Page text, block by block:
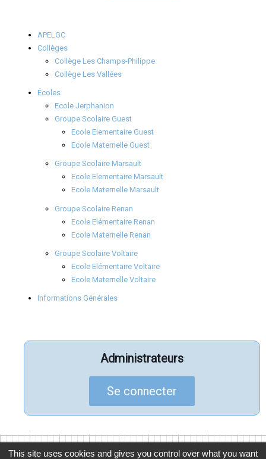
APELGC
Collèges
Collège Les Champs-Philippe
Collège Les Vallées
Écoles
Ecole Jerphanion
Groupe Scolaire Guest
Ecole Elementaire Guest
Ecole Maternelle Guest
Groupe Scolaire Marsault
Ecole Elementaire Marsault
Ecole Maternelle Marsault
Groupe Scolaire Renan
Ecole Elémentaire Renan
Ecole Maternelle Renan
Groupe Scolaire Voltaire
Ecole Elémentaire Voltaire
Ecole Maternelle Voltaire
Informations Générales
Administrateurs
Se connecter
This site uses cookies and gives you control over what you want